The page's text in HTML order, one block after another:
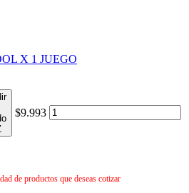
X 1 JUEGO
$9.993
de productos que deseas cotizar